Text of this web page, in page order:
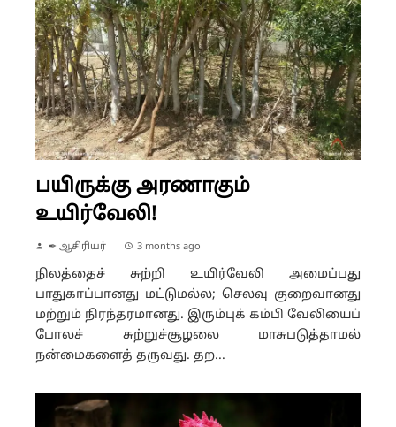
பயிருக்கு அரணாகும்
உயிர்வேலி!
✒ ஆசிரியர் 3 months ago
நிலத்தைச் சுற்றி உயிர்வேலி அமைப்பது
பாதுகாப்பானது மட்டுமல்ல; செலவு குறைவானது
மற்றும் நிரந்தரமானது. இரும்புக் கம்பி வேலியைப்
போலச் சுற்றுச்சூழலை மாசுபடுத்தாமல்
நன்மைகளைத் தருவது. தற...